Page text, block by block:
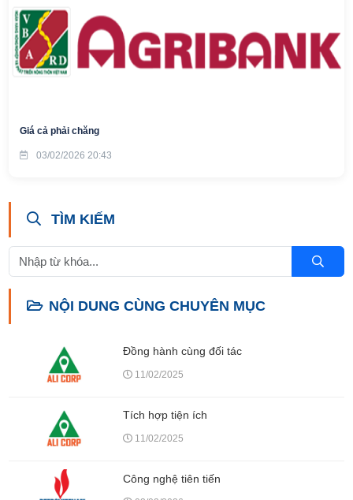
Giá cả phải chăng
03/02/2026 20:43
TÌM KIẾM
NỘI DUNG CÙNG CHUYÊN MỤC
Đồng hành cùng đối tác
11/02/2025
Tích hợp tiện ích
11/02/2025
Công nghệ tiên tiến